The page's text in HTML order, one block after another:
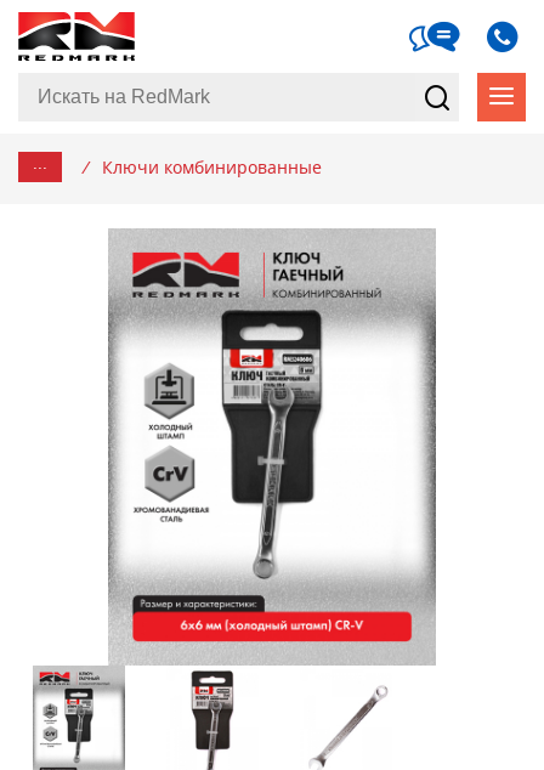
... / Ключи комбинированные